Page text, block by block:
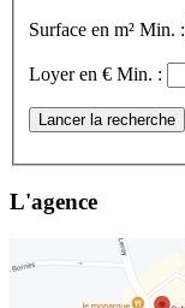
Surface en m² Min. :
Loyer en € Min. :
Lancer la recherche
L'agence